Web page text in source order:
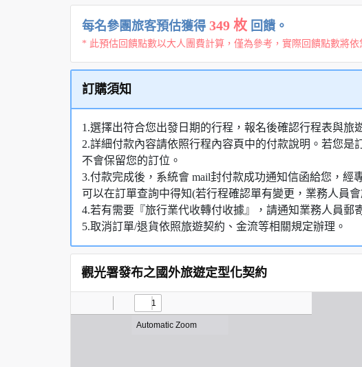
每名參團旅客預估獲得 349 枚 回饋。
* 此預估回饋點數以大人團費計算，僅為參考，實際回饋點數將依
訂購須知
1.選擇出符合您出發日期的行程，報名後確認行程表與旅
2.詳細付款內容請依照行程內容頁中的付款說明。若您
不會保留您的訂位。
3.付款完成後，系統會 mail封付款成功通知信函給您，
可以在訂單查詢中得知(若行程確認單有變更，業務人員會
4.若有需要『旅行業代收轉付收據』，請通知業務人員郵
5.取消訂單/退貨依照旅遊契約、金流等相關規定辦理。
觀光署發布之國外旅遊定型化契約